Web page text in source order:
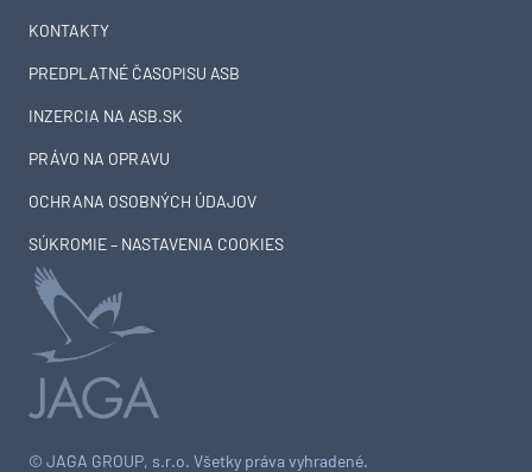
© JAGA GROUP, s.r.o. Všetky práva vyhradené.
KONTAKTY
PREDPLATNÉ ČASOPISU ASB
INZERCIA NA ASB.SK
PRÁVO NA OPRAVU
OCHRANA OSOBNÝCH ÚDAJOV
SÚKROMIE – NASTAVENIA COOKIES